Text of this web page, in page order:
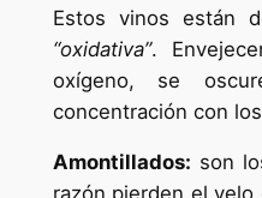
Estos vinos están
“oxidativa”.
oxígeno, se
concentración con
Amontillados: son